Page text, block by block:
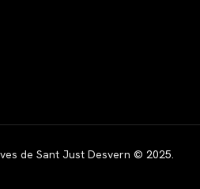
de Sant Just Desvern © 2025.